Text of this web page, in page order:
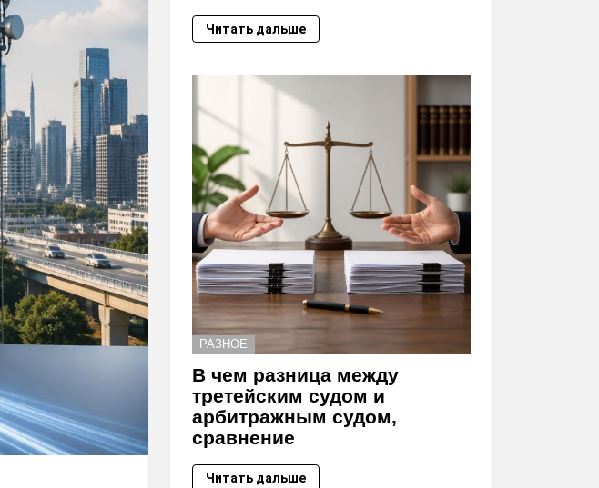
Читать дальше
РАЗНОЕ
В чем разница между
третейским судом и
арбитражным судом,
сравнение
Читать дальше